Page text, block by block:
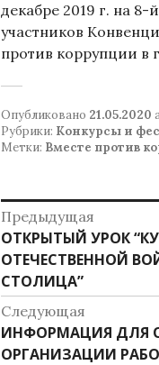
декабре 2019 г. на
участников
против коррупции в
Опубликовано 21.05.2020
Рубрики: Конкурсы и
Метки: Вместе против
Навигация
по
записям
Предыдущая
Предыдущая
запись:
ОТКРЫТЫЙ УРОК
ОТЕЧЕСТВЕННОЙ
СТОЛИЦА”
Следующая
Следующая
запись:
ИНФОРМАЦИЯ ДЛЯ
ОРГАНИЗАЦИИ